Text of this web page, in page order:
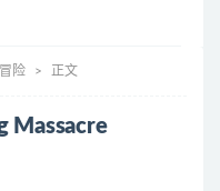
险 正文
Massacre